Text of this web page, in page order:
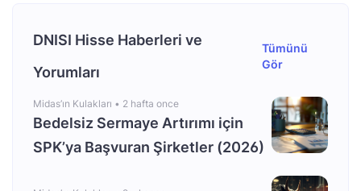
DNISI Hisse Haberleri ve
Yorumları
Tümünü
Gör
Midas’ın Kulakları • 2 hafta once
Bedelsiz Sermaye Artırımı için
SPK’ya Başvuran Şirketler (2026)